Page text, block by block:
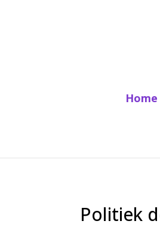
Home
Politiek